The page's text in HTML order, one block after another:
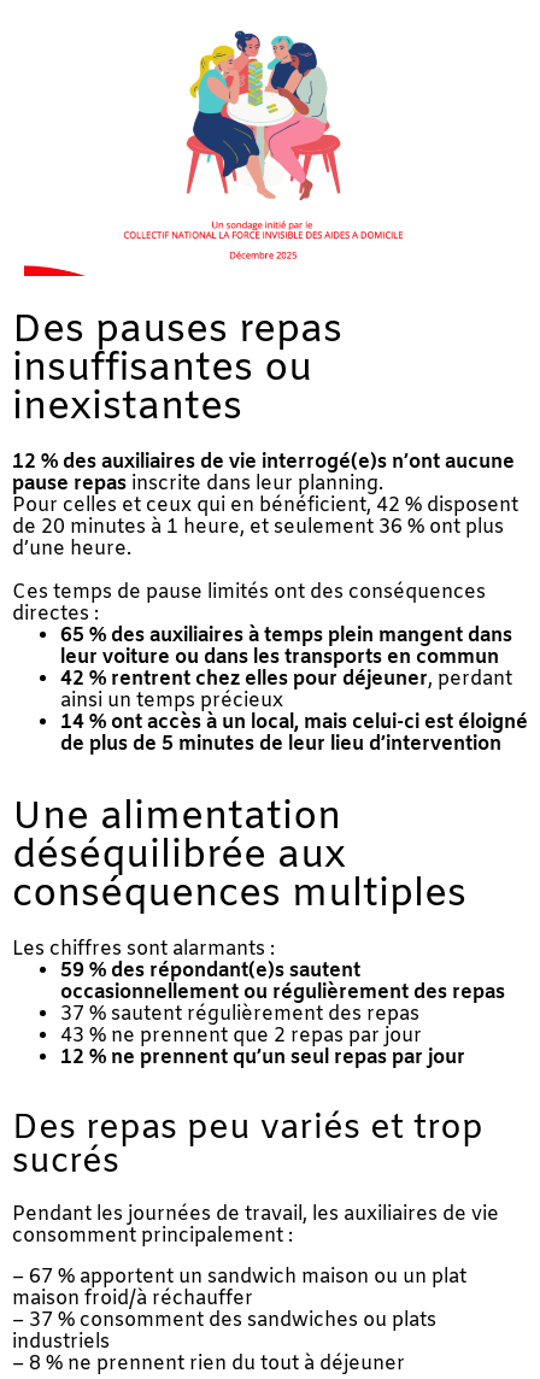
Des pauses repas
insuffisantes ou
inexistantes
12 % des auxiliaires de vie interrogé(e)s n’ont aucune
pause repas inscrite dans leur planning.
Pour celles et ceux qui en bénéficient, 42 % disposent
de 20 minutes à 1 heure, et seulement 36 % ont plus
d’une heure.
Ces temps de pause limités ont des conséquences
directes :
65 % des auxiliaires à temps plein mangent dans
leur voiture ou dans les transports en commun
42 % rentrent chez elles pour déjeuner, perdant
ainsi un temps précieux
14 % ont accès à un local, mais celui-ci est éloigné
de plus de 5 minutes de leur lieu d’intervention
Une alimentation
déséquilibrée aux
conséquences multiples
Les chiffres sont alarmants :
59 % des répondant(e)s sautent
occasionnellement ou régulièrement des repas
37 % sautent régulièrement des repas
43 % ne prennent que 2 repas par jour
12 % ne prennent qu’un seul repas par jour
Des repas peu variés et trop
sucrés
Pendant les journées de travail, les auxiliaires de vie
consomment principalement :
– 67 % apportent un sandwich maison ou un plat
maison froid/à réchauffer
– 37 % consomment des sandwiches ou plats
industriels
– 8 % ne prennent rien du tout à déjeuner